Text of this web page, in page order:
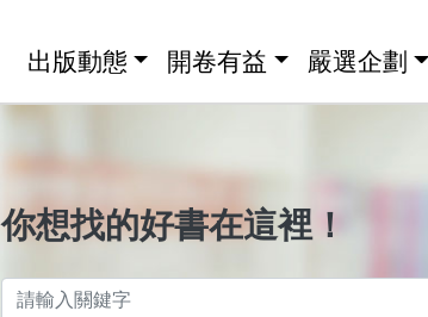
出版動態 開卷有益 嚴選企劃
你想找的好書在這裡！